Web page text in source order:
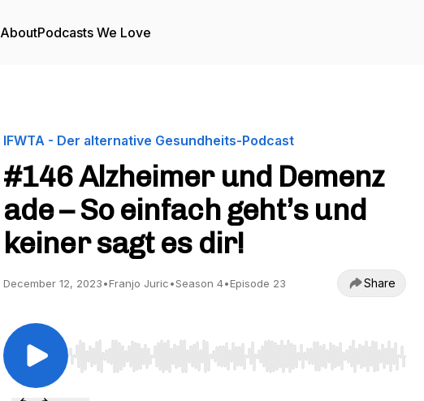
AboutPodcasts We Love
IFWTA - Der alternative Gesundheits-Podcast
#146 Alzheimer und Demenz
ade – So einfach geht’s und
keiner sagt es dir!
December 12, 2023•Franjo Juric•Season 4•Episode 23 Share
Use Left/Right to seek, Home/End to jump to start or end.